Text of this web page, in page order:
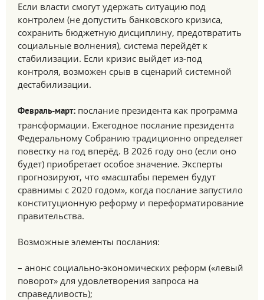
Если власти смогут удержать ситуацию под
контролем (не допустить банковского кризиса,
сохранить бюджетную дисциплину, предотвратить
социальные волнения), система перейдёт к
стабилизации. Если кризис выйдет из-под
контроля, возможен срыв в сценарий системной
дестабилизации.
Февраль-март: послание президента как программа
трансформации. Ежегодное послание президента
Федеральному Собранию традиционно определяет
повестку на год вперёд. В 2026 году оно (если оно
будет) приобретает особое значение. Эксперты
прогнозируют, что «масштабы перемен будут
сравнимы с 2020 годом», когда послание запустило
конституционную реформу и переформатирование
правительства.
Возможные элементы послания:
– анонс социально-экономических реформ («левый
поворот» для удовлетворения запроса на
справедливость);